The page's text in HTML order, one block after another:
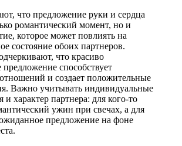
что предложение руки и сердца
романтический момент, но и
которое может повлиять на
состояние обоих партнеров.
что красиво
способствует
и создает положительные
Важно учитывать индивидуальные
и характер партнера: для кого-то
ужин при свечах, а для
предложение на фоне